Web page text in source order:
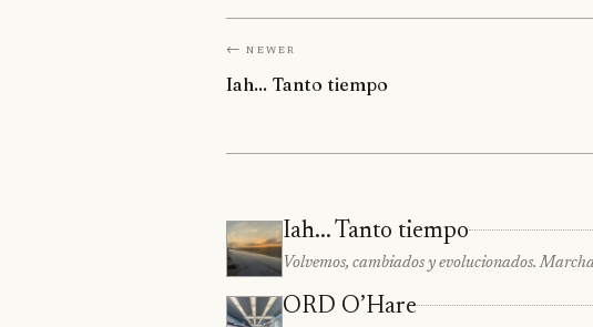
← Newer
Iah... Tanto tiempo
Iah... Tanto tiempo
Volvemos, cambiados y evolucionados.
ORD O’Hare